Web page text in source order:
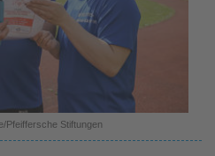
Pfeiffersche Stiftungen